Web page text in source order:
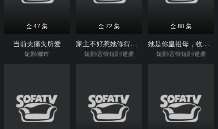
全 47 集
当前夫痛失所爱
短剧/都市
全 72 集
家主不好惹她修得可是无情道
短剧/言情短剧/逆袭
全 80 集
她是你皇祖母，收拾你一下怎么啦
短剧/言情短剧/逆袭